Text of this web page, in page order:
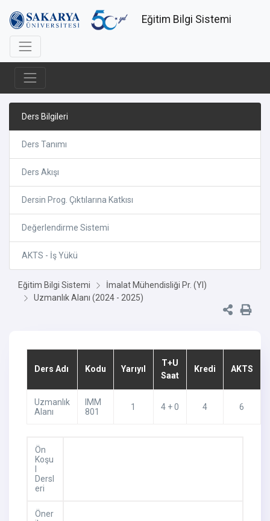
Eğitim Bilgi Sistemi
Ders Bilgileri
Ders Tanımı
Ders Akışı
Dersin Prog. Çıktılarına Katkısı
Değerlendirme Sistemi
AKTS - İş Yükü
Eğitim Bilgi Sistemi
İmalat Mühendisliği Pr. (Yl)
Uzmanlık Alanı (2024 - 2025)
Ders Adı Kodu Yarıyıl
T+U
Saat
Kredi AKTS
Uzmanlık
Alanı
IMM
801
1 4 + 0 4 6
Ön
Koşu
Dersl
eri
Öner